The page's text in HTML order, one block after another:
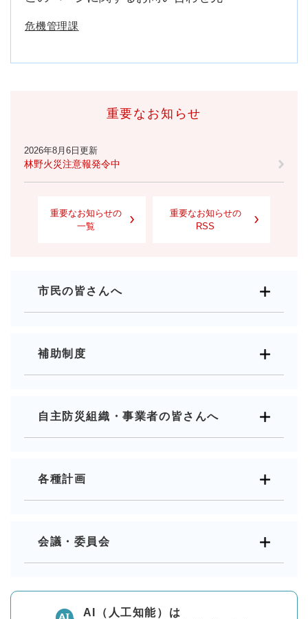
危機管理課
重要なお知らせ
2026年8月6日更新
林野火災注意報発令中
重要なお知らせの
一覧
重要なお知らせの
RSS
市民の皆さんへ
補助制度
自主防災組織・事業者の皆さんへ
各種計画
会議・委員会
AI（人工知能）は